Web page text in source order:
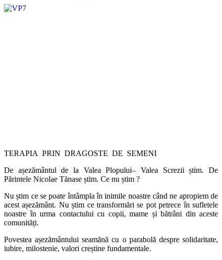
TERAPIA PRIN DRAGOSTE DE SEMENI
De așezământul de la Valea Plopului– Valea Screzii știm. De
Părintele Nicolae Tănase știm. Ce nu știm ?
Nu știm ce se poate întâmpla în inimile noastre când ne apropiem de
acest așezământ. Nu știm ce transformări se pot petrece în sufletele
noastre în urma contactului cu copii, mame și bătrâni din aceste
comunități.
Povestea așezământului seamănă cu o parabolă despre solidaritate,
iubire, milostenie, valori creștine fundamentale.